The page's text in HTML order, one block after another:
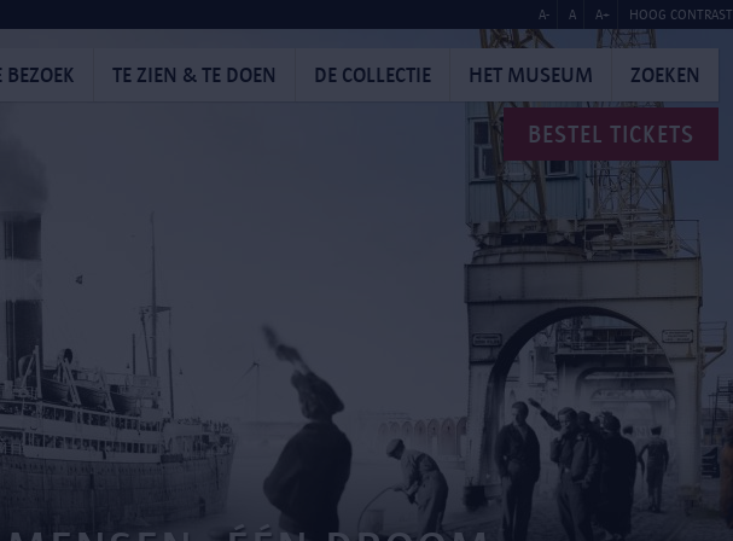
A- A A+ HOOG CONTRAST
BEZOEK TE ZIEN & TE DOEN DE COLLECTIE HET MUSEUM ZOEKEN
BESTEL TICKETS